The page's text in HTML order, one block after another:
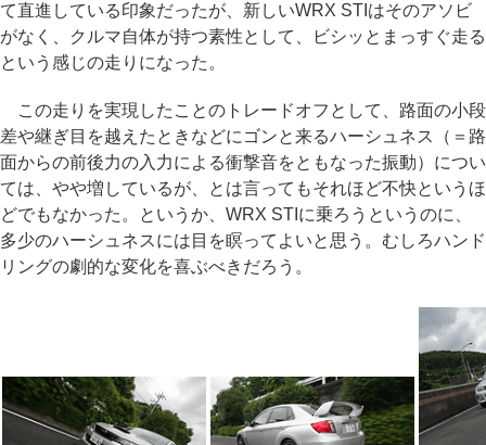
て直進している印象だったが、新しいWRX STIはそのアソビ
がなく、クルマ自体が持つ素性として、ビシッとまっすぐ走る
という感じの走りになった。
この走りを実現したことのトレードオフとして、路面の小段
差や継ぎ目を越えたときなどにゴンと来るハーシュネス（＝路
面からの前後力の入力による衝撃音をともなった振動）につい
ては、やや増しているが、とは言ってもそれほど不快というほ
どでもなかった。というか、WRX STIに乗ろうというのに、
多少のハーシュネスには目を瞑ってよいと思う。むしろハンド
リングの劇的な変化を喜ぶべきだろう。